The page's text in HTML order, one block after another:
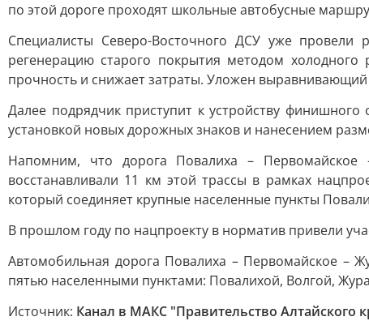
по этой дороге проходят школьные автобусные
Специалисты Северо-Восточного ДСУ уже провели
регенерацию старого покрытия методом холодного
прочность и снижает затраты. Уложен
Далее подрядчик приступит к устройству
установкой новых дорожных знаков и нанесением
Напомним, что дорога Повалиха – Первомайское
восстанавливали 11 км этой трассы в рамках
который соединяет крупные населенные пункты
В прошлом году по нацпроекту в норматив привели
Автомобильная дорога Повалиха – Первомайское –
пятью населенными пунктами: Повалихой, Волгой,
Источник: Канал в МАКС "Правительство Алтайского